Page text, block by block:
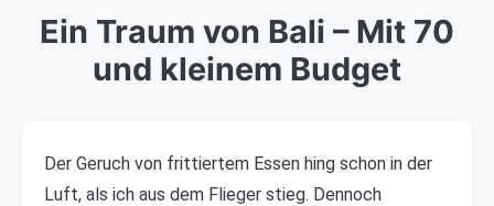
Ein Traum von Bali – Mit 70
und kleinem Budget
Der Geruch von frittiertem Essen hing schon in der
Luft, als ich aus dem Flieger stieg. Dennoch